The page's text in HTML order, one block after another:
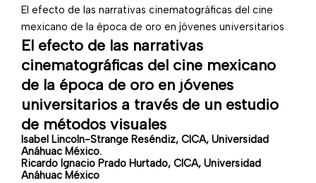
El efecto de las narrativas cinematográficas del cine
mexicano de la época de oro en jóvenes universitarios
El efecto de las narrativas
cinematográficas del cine mexicano
de la época de oro en jóvenes
universitarios a través de un estudio
de métodos visuales
Isabel Lincoln-Strange Reséndiz, CICA, Universidad
Anáhuac México.
Ricardo Ignacio Prado Hurtado, CICA, Universidad
Anáhuac México